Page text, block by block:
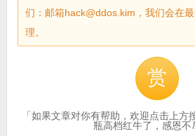
们：邮箱hack@ddos.kim，我们会在
理。
赏
「如果文章对你有帮助，欢迎点击上
瓶高档红牛了，感恩不